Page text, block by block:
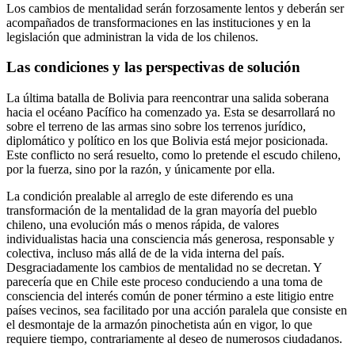
Los cambios de mentalidad serán forzosamente lentos y deberán ser
acompañados de transformaciones en las instituciones y en la
legislación que administran la vida de los chilenos.
Las condiciones y las perspectivas de solución
La última batalla de Bolivia para reencontrar una salida soberana
hacia el océano Pacífico ha comenzado ya. Esta se desarrollará no
sobre el terreno de las armas sino sobre los terrenos jurídico,
diplomático y político en los que Bolivia está mejor posicionada.
Este conflicto no será resuelto, como lo pretende el escudo chileno,
por la fuerza, sino por la razón, y únicamente por ella.
La condición prealable al arreglo de este diferendo es una
transformación de la mentalidad de la gran mayoría del pueblo
chileno, una evolución más o menos rápida, de valores
individualistas hacia una consciencia más generosa, responsable y
colectiva, incluso más allá de de la vida interna del país.
Desgraciadamente los cambios de mentalidad no se decretan. Y
parecería que en Chile este proceso conduciendo a una toma de
consciencia del interés común de poner término a este litigio entre
países vecinos, sea facilitado por una acción paralela que consiste en
el desmontaje de la armazón pinochetista aún en vigor, lo que
requiere tiempo, contrariamente al deseo de numerosos ciudadanos.